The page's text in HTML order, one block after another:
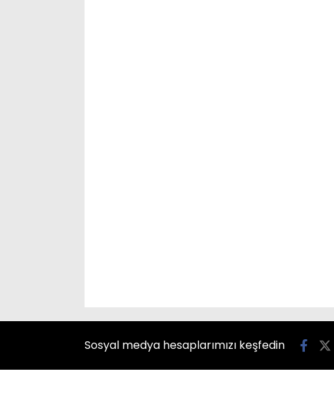
Sosyal medya hesaplarımızı keşfedin